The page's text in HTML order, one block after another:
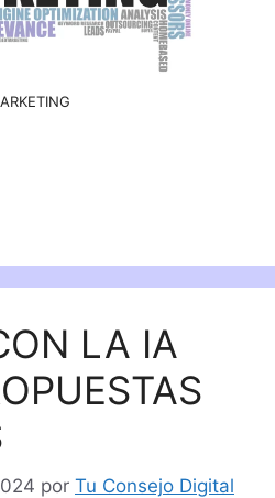
LA IA
por Tu Consejo Digital